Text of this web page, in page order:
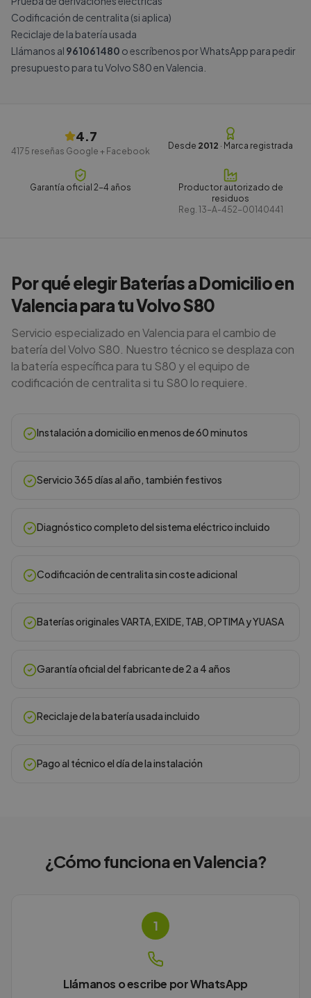
Codificación de centralita (si aplica)
Reciclaje de la batería usada
Llámanos al 961061480 o escríbenos porWhatsApp para pedir
presupuesto para tu Volvo S80 en Valencia.
4.7
4175 reseñas Google + Facebook
Desde 2012 · Marca registrada
Garantía oficial 2-4 años
Productor autorizado de
residuos
Reg. 13-A-452-00140441
Por qué elegir Baterías a Domicilio en
Valencia para tu Volvo S80
Servicio especializado en Valencia para el cambio de
batería del Volvo S80. Nuestro técnico se desplaza con
la batería específica para tu S80 y el equipo de
codificación de centralita si tu S80 lo requiere.
Instalación a domicilio en menos de 60 minutos
Servicio 365 días al año, también festivos
Diagnóstico completo del sistema eléctrico incluido
Codificación de centralita sin coste adicional
Baterías originales VARTA, EXIDE, TAB, OPTIMA y YUASA
Garantía oficial del fabricante de 2 a 4 años
Reciclaje de la batería usada incluido
Pago al técnico el día de la instalación
¿Cómo funciona enValencia?
1
Llámanos o escribe por WhatsApp